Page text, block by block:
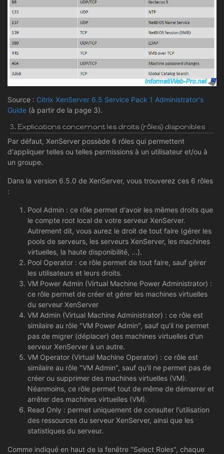
Source : Citrix XenServer 6.5 Service Pack 1 Administrator's
Guide (à partir de la page 3).
3. Explications concernant les droits (rôles) disponibles
Par défaut, XenServer possède 6 rôles qui permettent
d'appliquer telles ou telles permissions à un utilisateur et/ou à
un groupe.
Dans la version 6.5.0 de XenServer, vous trouverez ces 6 rôles
:
Pool Admin : ce rôle permet d'avoir les mêmes droits que
le compte root local de votre serveur XenServer.
Autrement dit, vous aurez le droit de tout faire (gérer les
pools de serveurs, les serveurs XenServer, les machines
virtuelles, la haute disponibilité, ...).
Pool Operator : ce rôle permet de tout faire, sauf gérer
les utilisateurs et leurs droits.
VM Power Admin (Virtual Machine Power Administrator) :
ce rôle permet de créer et gérer les machines virtuelles
du serveur XenServer
VM Admin (Virtual Machine Administrator) : ce rôle est
similaire au rôle "VM Power Admin", sauf qu'il ne permet
pas de migrer (déplacer) des machines virtuelles d'un
serveur XenServer à un autre.
VM Operator (Virtual Machine Operator) : ce rôle est
similaire au rôle "VM Admin", sauf qu'il ne permet pas de
créer ou supprimer des machines virtuelles (VM).
Néanmoins, ce rôle permet tout de même de démarrer et
arrêter des machines virtuelles (VM).
Read Only : permet uniquement de consulter l'utilisation
des ressources du serveur XenServer, ainsi que les
statistiques du serveur.
Comme indiqué en haut de la fenêtre "Select Roles", chaque